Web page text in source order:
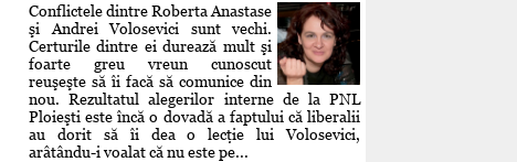
Conflictele dintre Roberta Anastase
şi Andrei Volosevici sunt vechi.
Certurile dintre ei durează mult şi
foarte greu vreun cunoscut
reuşeşte să îi facă să comunice din
nou. Rezultatul alegerilor interne de la PNL
Ploieşti este încă o dovadă a faptului că liberalii
au dorit să îi dea o lecţie lui Volosevici,
arâtându-i voalat că nu este pe...